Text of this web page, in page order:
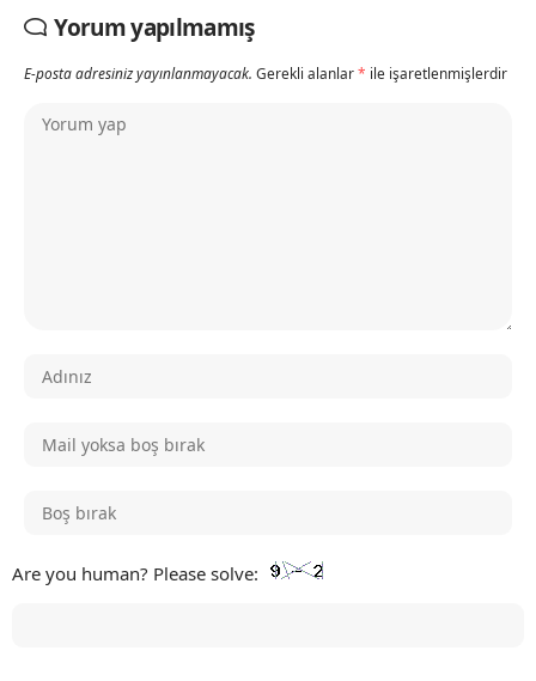
Yorum yapılmamış
E-posta adresiniz yayınlanmayacak. Gerekli alanlar* ile işaretlenmişlerdir
Are you human? Please solve: